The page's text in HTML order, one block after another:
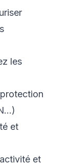
les
et
et